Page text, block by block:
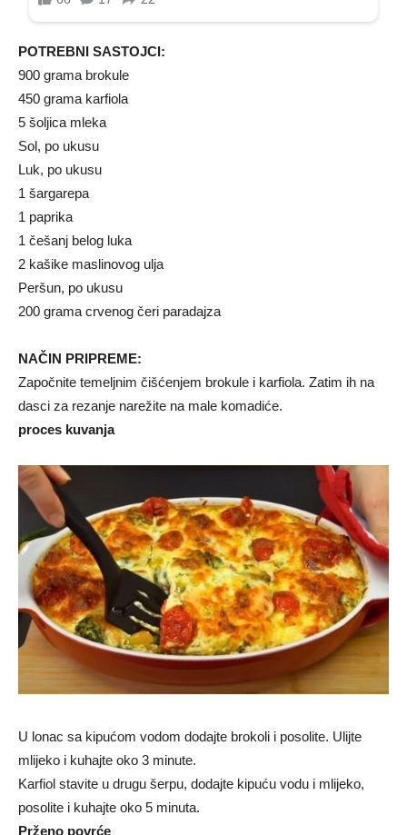
POTREBNI SASTOJCI:
900 grama brokule
450 grama karfiola
5 šoljica mleka
Sol, po ukusu
Luk, po ukusu
1 šargarepa
1 paprika
1 češanj belog luka
2 kašike maslinovog ulja
Peršun, po ukusu
200 grama crvenog čeri paradajza
NAČIN PRIPREME:
Započnite temeljnim čišćenjem brokule i karfiola. Zatim ih na
dasci za rezanje narežite na male komadiće.
proces kuvanja
U lonac sa kipućom vodom dodajte brokoli i posolite. Ulijte
mlijeko i kuhajte oko 3 minute.
Karfiol stavite u drugu šerpu, dodajte kipuću vodu i mlijeko,
posolite i kuhajte oko 5 minuta.
Prženo povrće